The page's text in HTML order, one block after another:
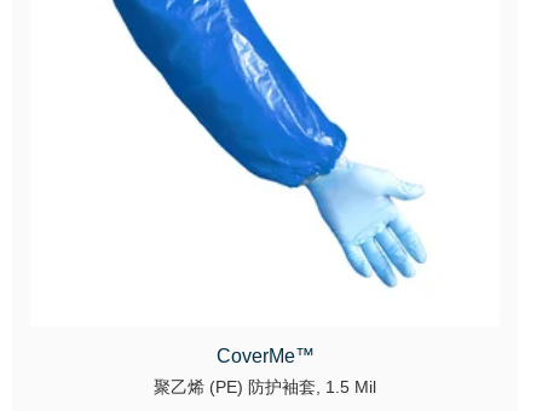
CoverMe™
聚乙烯 (PE) 防护袖套, 1.5 Mil